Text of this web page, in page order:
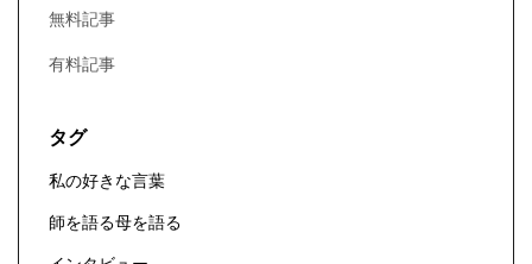
無料記事
有料記事
タグ
私の好きな言葉
師を語る母を語る